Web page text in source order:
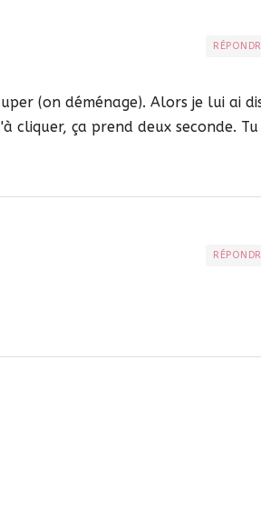
(on déménage). Alors je lui ai
cliquer, ça prend deux seconde. Tu